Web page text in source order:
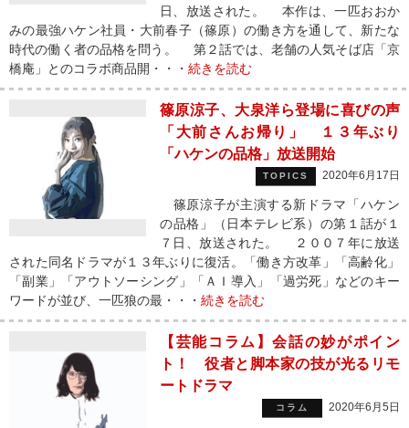
日、放送された。 本作は、一匹おおか
みの最強ハケン社員・大前春子（篠原）の働き方を通して、新たな
時代の働く者の品格を問う。 第２話では、老舗の人気そば店「京
橋庵」とのコラボ商品開・・・ 続きを読む
篠原涼子、大泉洋ら登場に喜びの声
「大前さんお帰り」 １３年ぶり
「ハケンの品格」放送開始
TOPICS 2020年6月17日
篠原涼子が主演する新ドラマ「ハケン
の品格」（日本テレビ系）の第１話が１
７日、放送された。 ２００７年に放送
された同名ドラマが１３年ぶりに復活。「働き方改革」「高齢化」
「副業」「アウトソーシング」「ＡＩ導入」「過労死」などのキー
ワードが並び、一匹狼の最・・・ 続きを読む
【芸能コラム】会話の妙がポイン
ト！ 役者と脚本家の技が光るリモ
ートドラマ
コラム 2020年6月5日